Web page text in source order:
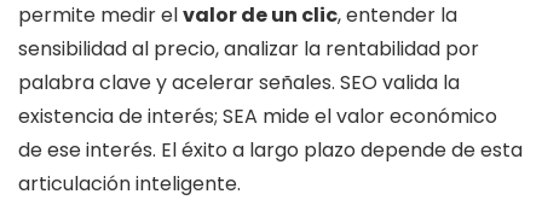
permite medir elvalor de un clic, entender la
sensibilidad al precio, analizar la rentabilidad por
palabra clave y acelerar señales. SEO valida la
existencia de interés; SEA mide el valor económico
de ese interés. El éxito a largo plazo depende de esta
articulación inteligente.